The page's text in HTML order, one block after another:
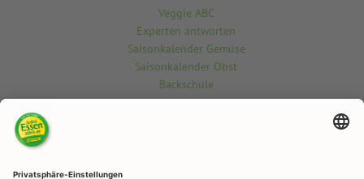
Veggie ABC
Experten antworten
Saisonkalender Gemüse
Saisonkalender Obst
Backschule
beantworten wir deine Fragen.